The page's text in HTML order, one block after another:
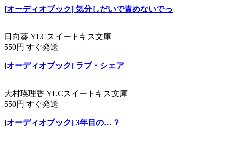
[オーディオブック] 気分しだいで責めないでっ
日向葵 YLCスイートキス文庫
550円 すぐ発送
[オーディオブック] ラブ・シェア
大村瑛理香 YLCスイートキス文庫
550円 すぐ発送
[オーディオブック] 3年目の…？